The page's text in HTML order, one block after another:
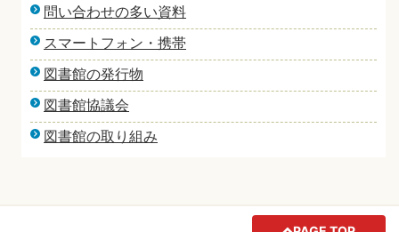
問い合わせの多い資料
スマートフォン・携帯
図書館の発行物
図書館協議会
図書館の取り組み